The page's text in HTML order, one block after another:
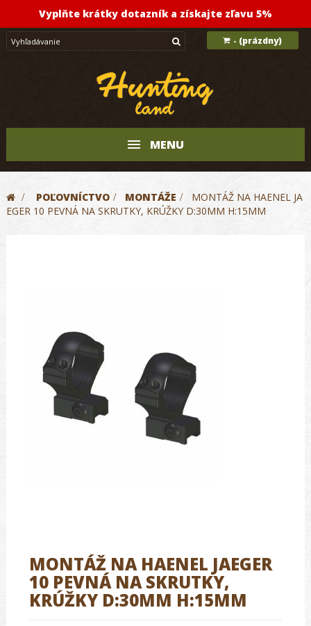
Vyplňte krátky dotazník a získajte zľavu 5%
- (prázdny)
MENU
> POĽOVNÍCTVO > MONTÁŽE >
MONTÁŽ NA HAENEL JA
EGER 10 PEVNÁ NA SKRUTKY, KRÚŽKY D:30MM H:15MM
MONTÁŽ NA HAENEL JAEGER
10 PEVNÁ NA SKRUTKY,
KRÚŽKY D:30MM H:15MM